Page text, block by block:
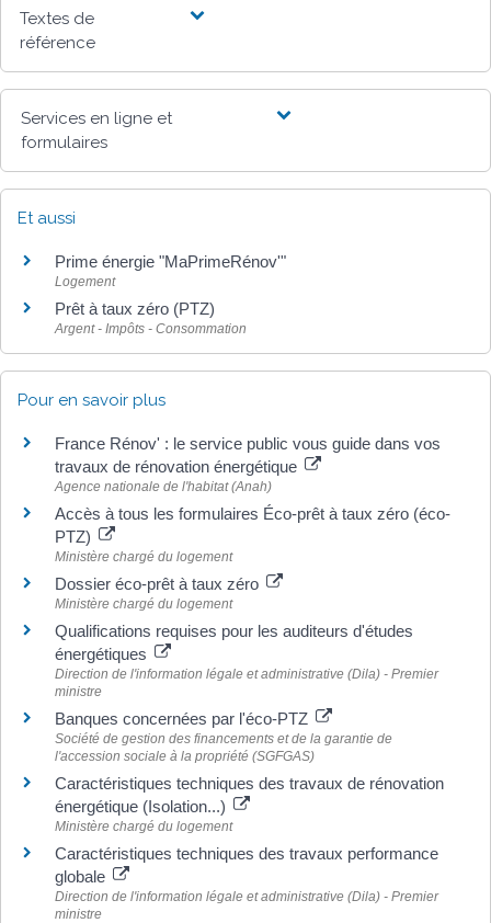
Textes de
référence
Services en ligne et
formulaires
Et aussi
Prime énergie "MaPrimeRénov'"
Logement
Prêt à taux zéro (PTZ)
Argent - Impôts - Consommation
Pour en savoir plus
France Rénov' : le service public vous guide dans vos
travaux de rénovation énergétique
Agence nationale de l'habitat (Anah)
Accès à tous les formulaires Éco-prêt à taux zéro (éco-
PTZ)
Ministère chargé du logement
Dossier éco-prêt à taux zéro
Ministère chargé du logement
Qualifications requises pour les auditeurs d'études
énergétiques
Direction de l'information légale et administrative (Dila) - Premier
ministre
Banques concernées par l'éco-PTZ
Société de gestion des financements et de la garantie de
l'accession sociale à la propriété (SGFGAS)
Caractéristiques techniques des travaux de rénovation
énergétique (Isolation...)
Ministère chargé du logement
Caractéristiques techniques des travaux performance
globale
Direction de l'information légale et administrative (Dila) - Premier
ministre